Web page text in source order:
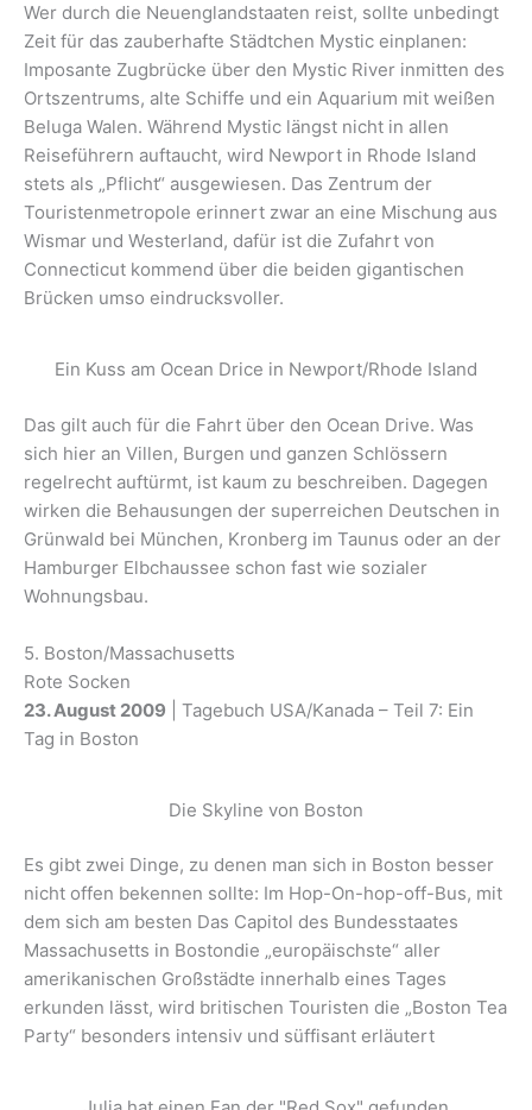
Wer durch die Neuenglandstaaten reist, sollte unbedingt
Zeit für das zauberhafte Städtchen Mystic einplanen:
Imposante Zugbrücke über den Mystic River inmitten des
Ortszentrums, alte Schiffe und ein Aquarium mit weißen
Beluga Walen. Während Mystic längst nicht in allen
Reiseführern auftaucht, wird Newport in Rhode Island
stets als „Pflicht“ ausgewiesen. Das Zentrum der
Touristenmetropole erinnert zwar an eine Mischung aus
Wismar und Westerland, dafür ist die Zufahrt von
Connecticut kommend über die beiden gigantischen
Brücken umso eindrucksvoller.
Ein Kuss am Ocean Drice in Newport/Rhode Island
Das gilt auch für die Fahrt über den Ocean Drive. Was
sich hier an Villen, Burgen und ganzen Schlössern
regelrecht auftürmt, ist kaum zu beschreiben. Dagegen
wirken die Behausungen der superreichen Deutschen in
Grünwald bei München, Kronberg im Taunus oder an der
Hamburger Elbchaussee schon fast wie sozialer
Wohnungsbau.
5. Boston/Massachusetts
Rote Socken
23. August 2009 | Tagebuch USA/Kanada – Teil 7: Ein
Tag in Boston
Die Skyline von Boston
Es gibt zwei Dinge, zu denen man sich in Boston besser
nicht offen bekennen sollte: Im Hop-On-hop-off-Bus, mit
dem sich am besten Das Capitol des Bundesstaates
Massachusetts in Bostondie „europäischste“ aller
amerikanischen Großstädte innerhalb eines Tages
erkunden lässt, wird britischen Touristen die „Boston Tea
Party“ besonders intensiv und süffisant erläutert